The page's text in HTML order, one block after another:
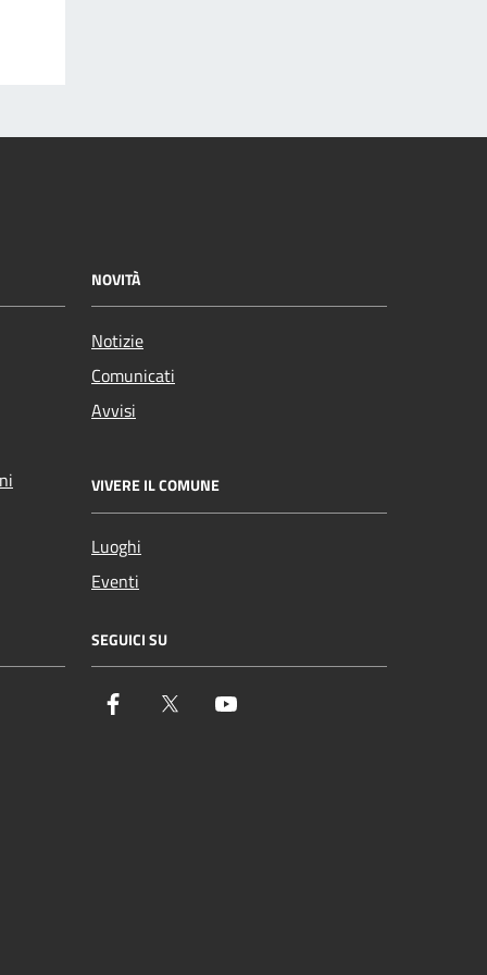
NOVITÀ
Notizie
Comunicati
Avvisi
VIVERE IL COMUNE
Luoghi
Eventi
SEGUICI SU
Facebook Twitter